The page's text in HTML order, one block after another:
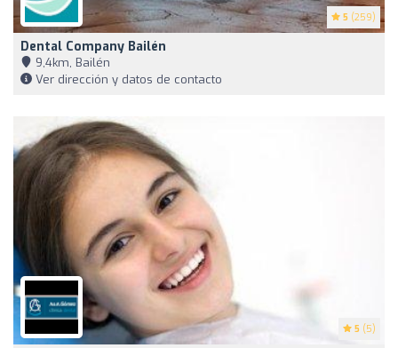
5 (259)
Dental Company Bailén
9,4km, Bailén
Ver dirección y datos de contacto
5 (5)